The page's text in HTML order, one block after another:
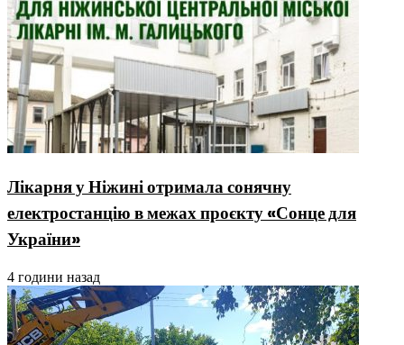
Лікарня у Ніжині отримала сонячну
електростанцію в межах проєкту «Сонце для
України»
4 години назад